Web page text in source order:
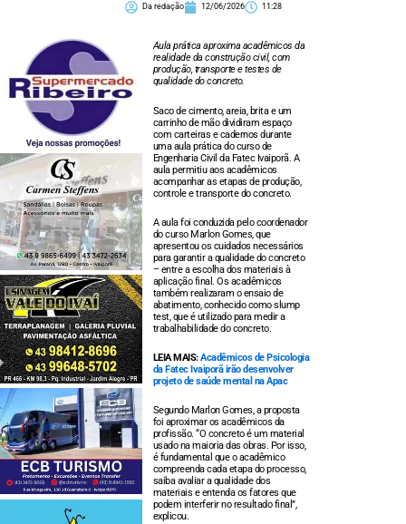
Da redação 12/06/2026 11:28
Aula prática aproxima acadêmicos da
realidade da construção civil, com
produção, transporte e testes de
qualidade do concreto.
Saco de cimento, areia, brita e um
carrinho de mão dividiram espaço
com carteiras e cadernos durante
uma aula prática do curso de
Engenharia Civil da Fatec Ivaiporã. A
aula permitiu aos acadêmicos
acompanhar as etapas de produção,
controle e transporte do concreto.
A aula foi conduzida pelo coordenador
do curso Marlon Gomes, que
apresentou os cuidados necessários
para garantir a qualidade do concreto
– entre a escolha dos materiais à
aplicação final. Os acadêmicos
também realizaram o ensaio de
abatimento, conhecido como slump
test, que é utilizado para medir a
trabalhabilidade do concreto.
LEIA MAIS:Acadêmicos de Psicologia
da Fatec Ivaiporã irão desenvolver
projeto de saúde mental na Apac
Segundo Marlon Gomes, a proposta
foi aproximar os acadêmicos da
profissão. “O concreto é um material
usado na maioria das obras. Por isso,
é fundamental que o acadêmico
compreenda cada etapa do processo,
saiba avaliar a qualidade dos
materiais e entenda os fatores que
podem interferir no resultado final”,
explicou.